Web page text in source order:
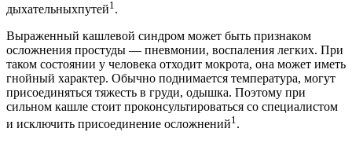
дыхательныхпутей1 .
Выраженный кашлевой синдром может быть признаком
осложнения простуды — пневмонии, воспаления легких. При
таком состоянии у человека отходит мокрота, она может иметь
гнойный характер. Обычно поднимается температура, могут
присоединяться тяжесть в груди, одышка. Поэтому при
сильном кашле стоит проконсультироваться со специалистом
и исключить присоединение осложнений1 .